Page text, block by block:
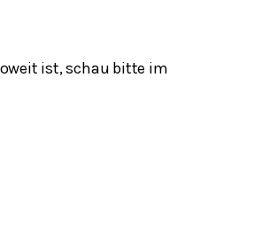
ist, schau bitte im